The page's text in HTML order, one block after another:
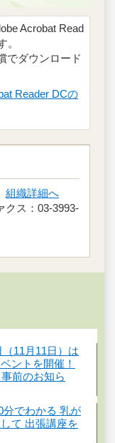
Acrobat Read
。
でダウンロード
Reader DCの
組織詳細へ
ス：03-3993-
（11月11日）は
ントを開催！
前のお知ら
分でわかる 乳が
て 出張講座を